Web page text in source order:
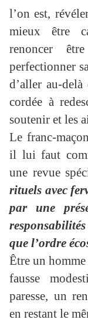
l’on est,
mieux être
renoncer
perfectionner
d’aller au-
cordée à
soutenir et les
Le franc-
il lui faut
une revue
rituels avec
par une
que l’ordre
Être un homme
fausse
paresse, un
en restant le